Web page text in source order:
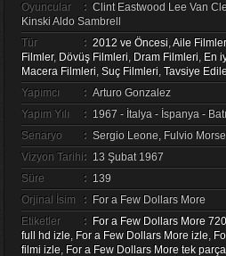
Oyuncular : Clint Eastwood Lee Van
Kinski Aldo Sambrell
Tür
: 2012 ve Öncesi,Aile
Filmler, Dövüş Filmleri, Dram Filmleri, En
Macera Filmleri, Suç Filmleri, Tavsiye
Yapımcı
: Arturo Gonzalez
Yapım Yılı
: 1967 - İtalya - İspanya -
Senaryo
: Sergio Leone, Fulvio
Vizyon Tarihi: 13 Şubat 1967
Süre
: 139
Orjinal İsim
: For a Few Dollars More
Etiketler
: For a Few Dollars More
full hd izle, For a Few Dollars More izle,
filmi izle, For a Few Dollars More tek